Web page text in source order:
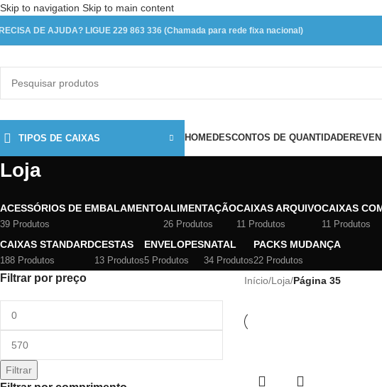
Skip to navigation Skip to main content
DE AJUDA? LIGUE 229 863 336 (Chamada para rede fixa nacional)
TIPOS DE CAIXAS HOMEDESCONTOS DE QUANTIDADE
Loja
ACESSÓRIOS DE EMBALAMENTO
39 Produtos
ALIMENTAÇÃO
26 Produtos
CAIXAS ARQUIVO
11 Produtos
CAIXAS
11 Produtos
CAIXAS STANDARD
188 Produtos
CESTAS
13 Produtos
ENVELOPES
5 Produtos
NATAL
34 Produtos
PACKS MUDANÇA
22 Produtos
Filtrar por preço
Filtrar
Início/Loja/Página 35